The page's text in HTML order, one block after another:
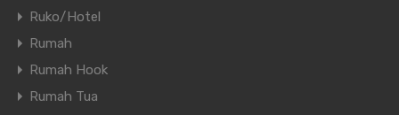
Ruko/Hotel
Rumah
Rumah Hook
Rumah Tua